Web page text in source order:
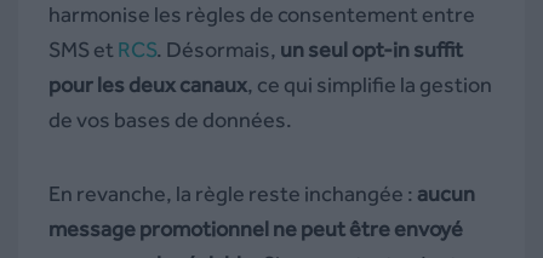
harmonise les règles de consentement entre
SMS et RCS. Désormais, un seul opt-in suffit
pour les deux canaux, ce qui simplifie la gestion
de vos bases de données.
En revanche, la règle reste inchangée : aucun
message promotionnel ne peut être envoyé